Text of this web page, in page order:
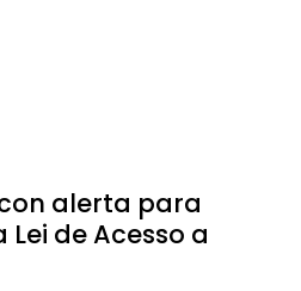
alerta para
de Acesso a